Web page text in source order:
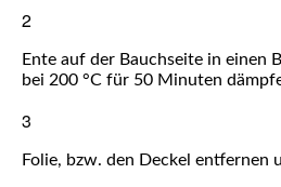
2
Ente auf der Bauch­sei­te in einen
bei 200 °C für 50 Minu­ten
3
Folie, bzw. den Deckel ent­fer­nen